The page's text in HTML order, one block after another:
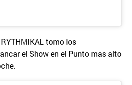
tomo los
el Show en el Punto mas alto